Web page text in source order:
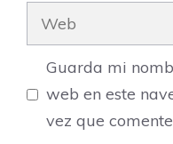
Web
Guarda mi
web en este
vez que